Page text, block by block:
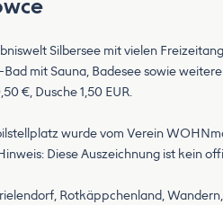
Silbersee mit vielen
Bad mit Sauna, Badesee sowie
€, Dusche 1,50 EUR.
wurde vom Verein
Diese Auszeichnung ist kein
Rotkäppchenland,